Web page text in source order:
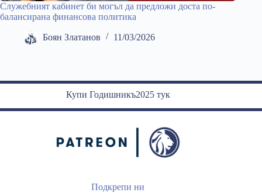
Служебният кабинет би могъл да предложи доста по-
балансирана финансова политика
Боян Златанов 11/03/2026
Купи Годишникъ2025 тук
Подкрепи ни